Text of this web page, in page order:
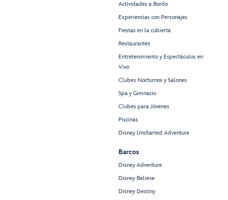
Actividades a Bordo
Experiencias con Personajes
Fiestas en la cubierta
Restaurantes
Entretenimiento y Espectáculos en
Vivo
Clubes Nocturnos y Salones
Spa y Gimnasio
Clubes para Jóvenes
Piscinas
Disney Uncharted Adventure
Barcos
Disney Adventure
Disney Believe
Disney Destiny